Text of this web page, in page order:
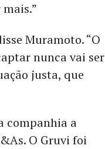
Muramoto. “O
nunca vai ser
justa, que
companhia a
O Gruvi foi